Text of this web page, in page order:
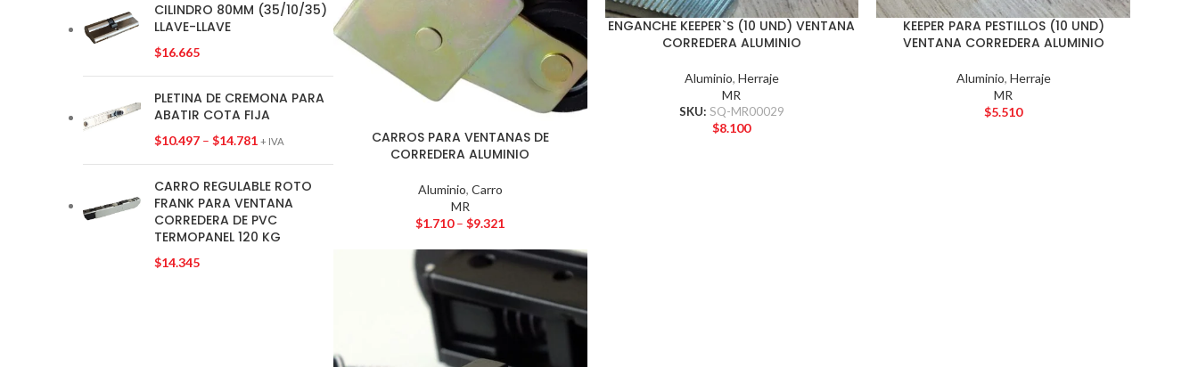
CILINDRO 80MM (35/10/35)
LLAVE-LLAVE
$16.665
PLETINA DE CREMONA PARA
ABATIR COTA FIJA
$10.497 – $14.781 + IVA
CARRO REGULABLE ROTO
FRANK PARA VENTANA
CORREDERA DE PVC
TERMOPANEL 120 KG
$14.345
SELECCIONAR OPCIONES
CARROS PARA VENTANAS DE
CORREDERA ALUMINIO
Aluminio, Carro
MR
$1.710–$9.321
AÑADIR AL CARRITO
ENGANCHE KEEPER`S (10 UND) VENTANA
CORREDERA ALUMINIO
Aluminio, Herraje
MR
SKU: SQ-MR00029
$8.100
SELECCIONAR OPCIONES
KEEPER PARA PESTILLOS (10 UND)
VENTANA CORREDERA ALUMINIO
Aluminio, Herraje
MR
$5.510